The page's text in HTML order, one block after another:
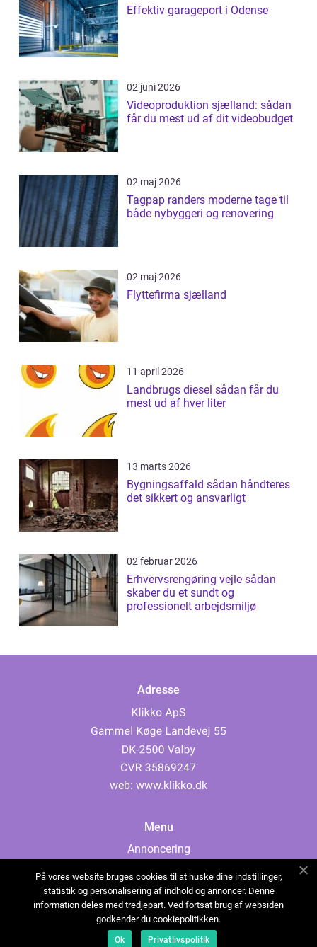
Effektiv garageport i Odense
02 juni 2026
Videoproduktion sjælland: sådan
får du mest ud af dit videobudget
02 maj 2026
Tagpap randers moderne tage til
både nybyggeri og renovering
02 maj 2026
Flyttefirma sjælland
11 april 2026
Landbrugs diesel sådan får du
mest ud af hver liter
13 marts 2026
Bygningsaffald sådan håndteres
det sikkert og ansvarligt
02 februar 2026
Erhvervsrengøring vejle sådan
skaber du et sundt og
professionelt arbejdsmiljø
Adresse
web: www.klikko.dk
Menu
Annoncering
Cookies
Kontakt os
Sitemap
På vores website bruges cookies til at huske dine indstillinger,
statistik og personalisering af indhold og annoncer. Denne
information deles med tredjepart. Ved fortsat brug af websiden
godkender du cookiepolitikken.
Ok Privatlivspolitik